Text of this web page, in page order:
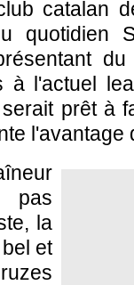
catalan
quotidien
à l'actuel
prêt à
l'avantage
pas
la
et